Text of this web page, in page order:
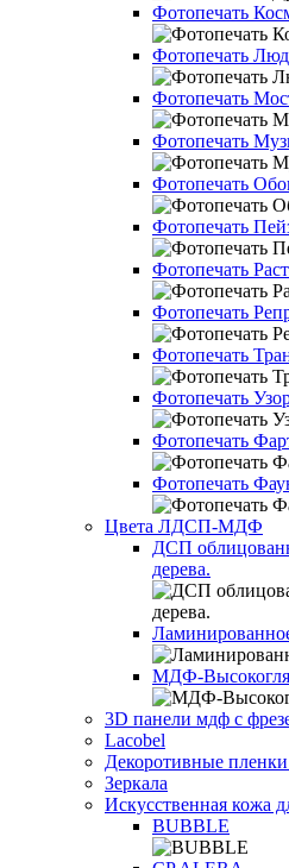
Фотопечать
Фотопечать
Фотопечать
Фотопечать
Фотопечать
Фотопечать
Фотопечать
Фотопечать
Фотопечать
Фотопечать
Фотопечать
Фотопечать
Цвета ЛДСП-МДФ
ДСП
дерева.
МДФ-
3D панели мдф с
Lacobel
Декоротивные
Зеркала
Искусственная кожа
BUBBLE